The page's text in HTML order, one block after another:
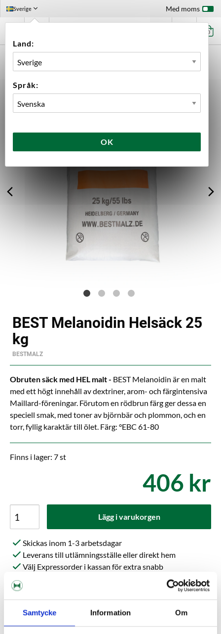
Samtycke Information Om
Sverige
Land:
Språk:
OK
Med moms
0
BEST MELANOIDIN HELSÄCK 25 KG
BEST Melanoidin Helsäck 25
kg
BESTMALZ
Obruten säck med HEL malt - BEST Melanoidin är en malt
med ett högt innehåll av dextriner, arom- och färgintensiva
Maillard-föreningar. Förutom en rödbrun färg ger dessa en
speciell smak, med toner av björnbär och plommon, och en
torr, fyllig karaktär till ölet. Färg: °EBC 61-80
Finns i lager: 7 st
406 kr
Lägg i varukorgen
Skickas inom 1-3 arbetsdagar
Leverans till utlämningsställe eller direkt hem
Välj Expressorder i kassan för extra snabb
orderhantering